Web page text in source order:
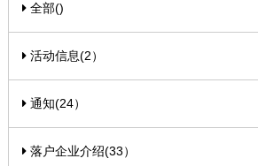
全部()
活动信息(2）
通知(24）
落户企业介绍(33）